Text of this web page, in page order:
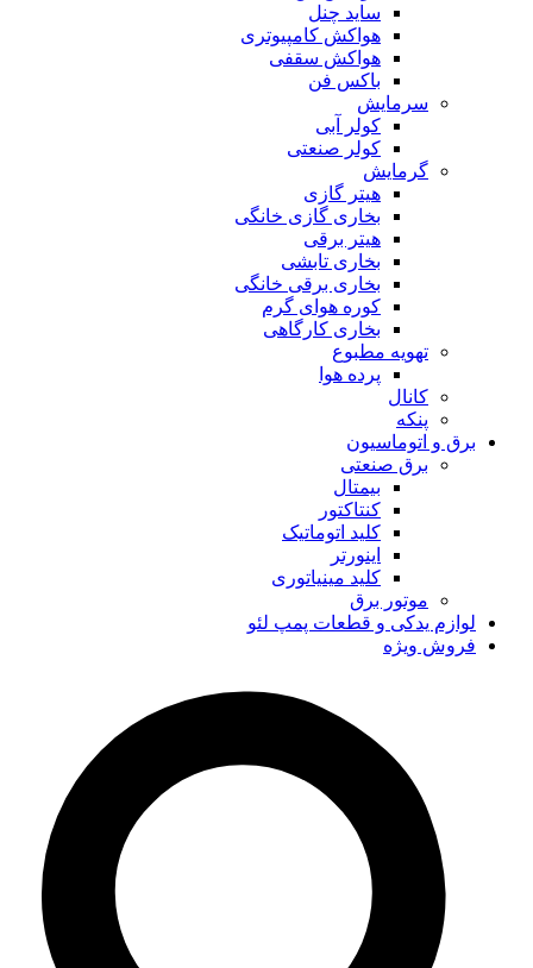
ساید چنل
هواکش کامپیوتری
هواکش سقفی
باکس فن
سرمایش
کولر آبی
کولر صنعتی
گرمایش
هیتر گازی
بخاری گازی خانگی
هیتر برقی
بخاری تابشی
بخاری برقی خانگی
کوره هوای گرم
بخاری کارگاهی
تهویه مطبوع
پرده هوا
کانال
پنکه
برق و اتوماسیون
برق صنعتی
بیمتال
کنتاکتور
کلید اتوماتیک
اینورتر
کلید مینیاتوری
موتور برق
لوازم یدکی و قطعات پمپ لئو
فروش ویژه